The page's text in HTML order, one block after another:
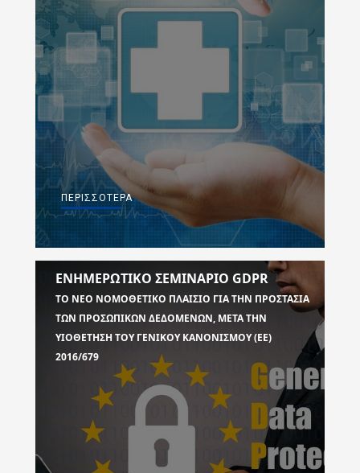
ΠΕΡΙΣΣΌΤΕΡΑ
ΕΝΗΜΕΡΩΤΙΚΟ ΣΕΜΙΝΑΡΙΟ GDPR
ΤΟ ΝΈΟ ΝΟΜΟΘΕΤΙΚΌ ΠΛΑΊΣΙΟ ΓΙΑ ΤΗΝ ΠΡΟΣΤΑΣΊΑ
ΤΩΝ ΠΡΟΣΩΠΙΚΏΝ ΔΕΔΟΜΈΝΩΝ, ΜΕΤΆ ΤΗΝ
ΥΙΟΘΈΤΗΣΗ ΤΟΥ ΓΕΝΙΚΟΎ ΚΑΝΟΝΙΣΜΟΎ (ΕΕ)
2016/679